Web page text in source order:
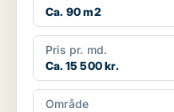
Ca. 90 m2
Pris pr. md.
Ca. 15 500 kr.
Område